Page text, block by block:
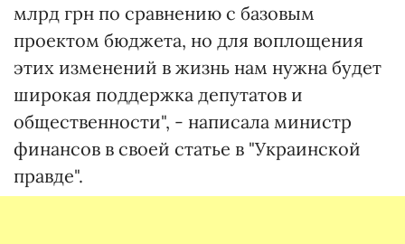
млрд грн по сравнению с базовым
проектом бюджета, но для воплощения
этих изменений в жизнь нам нужна будет
широкая поддержка депутатов и
общественности", - написала министр
финансов в своей статье в "Украинской
правде".